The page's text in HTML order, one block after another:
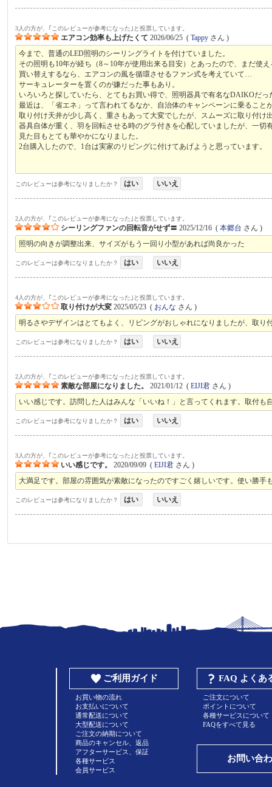
3人の方が、｢このレビューが参考になった｣と投票しています。
エアコン効率も上げたくて 2026/06/25 (Tappy さん )
今まで、普通のLED照明のシーリングライトを付けていました。
その照明も10年が経ち（8～10年が使用出来る目安）とあったので、まだ使
買い替えするなら、エアコンの風を循環させるファン式を考えていて…
サーキュレーターを置くのが嫌だった事もあり。
いろいろと探していたら、とてもお買い得で、照明器具で有名なDAIKOだっ
最近は、「省エネ」って言われてるなか、自治体のキャンペーンに乗ること
取り付け天井が少し高く、重さもあって大変でしたが、スムーズに取り付け
器具自体が重く、羽を回転させる時のグラ付きを心配していましたが、一切
見た目もとても華やかになりました。
2台購入したので、1台は実家のリビングに付けてあげようと思っています。
このレビューは参考になりましたか？ はい いいえ
2人の方が、｢このレビューが参考になった｣と投票しています。
シーリングファンの回転音がせず〓 2025/12/16 (本郷台 さん )
照明の向きが調整出来、サイズがもう一回り小型があれば尚良かった
このレビューは参考になりましたか？ はい いいえ
4人の方が、｢このレビューが参考になった｣と投票しています。
取り付けが大変 2025/05/23 ( おんな さん )
明るさやデザインはとてもよく、リビングがおしゃれになりましたが、取り
このレビューは参考になりましたか？ はい いいえ
2人の方が、｢このレビューが参考になった｣と投票しています。
素敵な部屋になりました。 2021/01/12 (EIJI君 さん )
いい感じです。訪問した人はみんな「いいね！」と言ってくれます。取付も
このレビューは参考になりましたか？ はい いいえ
3人の方が、｢このレビューが参考になった｣と投票しています。
いい感じです。 2020/09/09 (EIJI君 さん )
大満足です。部屋の雰囲気が素敵になったのですごく嬉しいです。使い勝手
このレビューは参考になりましたか？ はい いいえ
ご利用ガイド
お買い物の流れ
お支払いについて
通常配送について
大型配送について
ご注文の納期について
商品のキャンセル、返品
アフターサービス、保証
各種サービス
会員サービス
FAQ よくあ
ご注文について
ポイントについて
各種サービスについて
FAQをすべて見る
お問い合